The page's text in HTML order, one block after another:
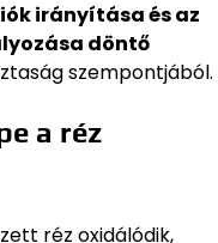
irányítása és az
döntő
szempontjából.
a réz
réz oxidálódik,